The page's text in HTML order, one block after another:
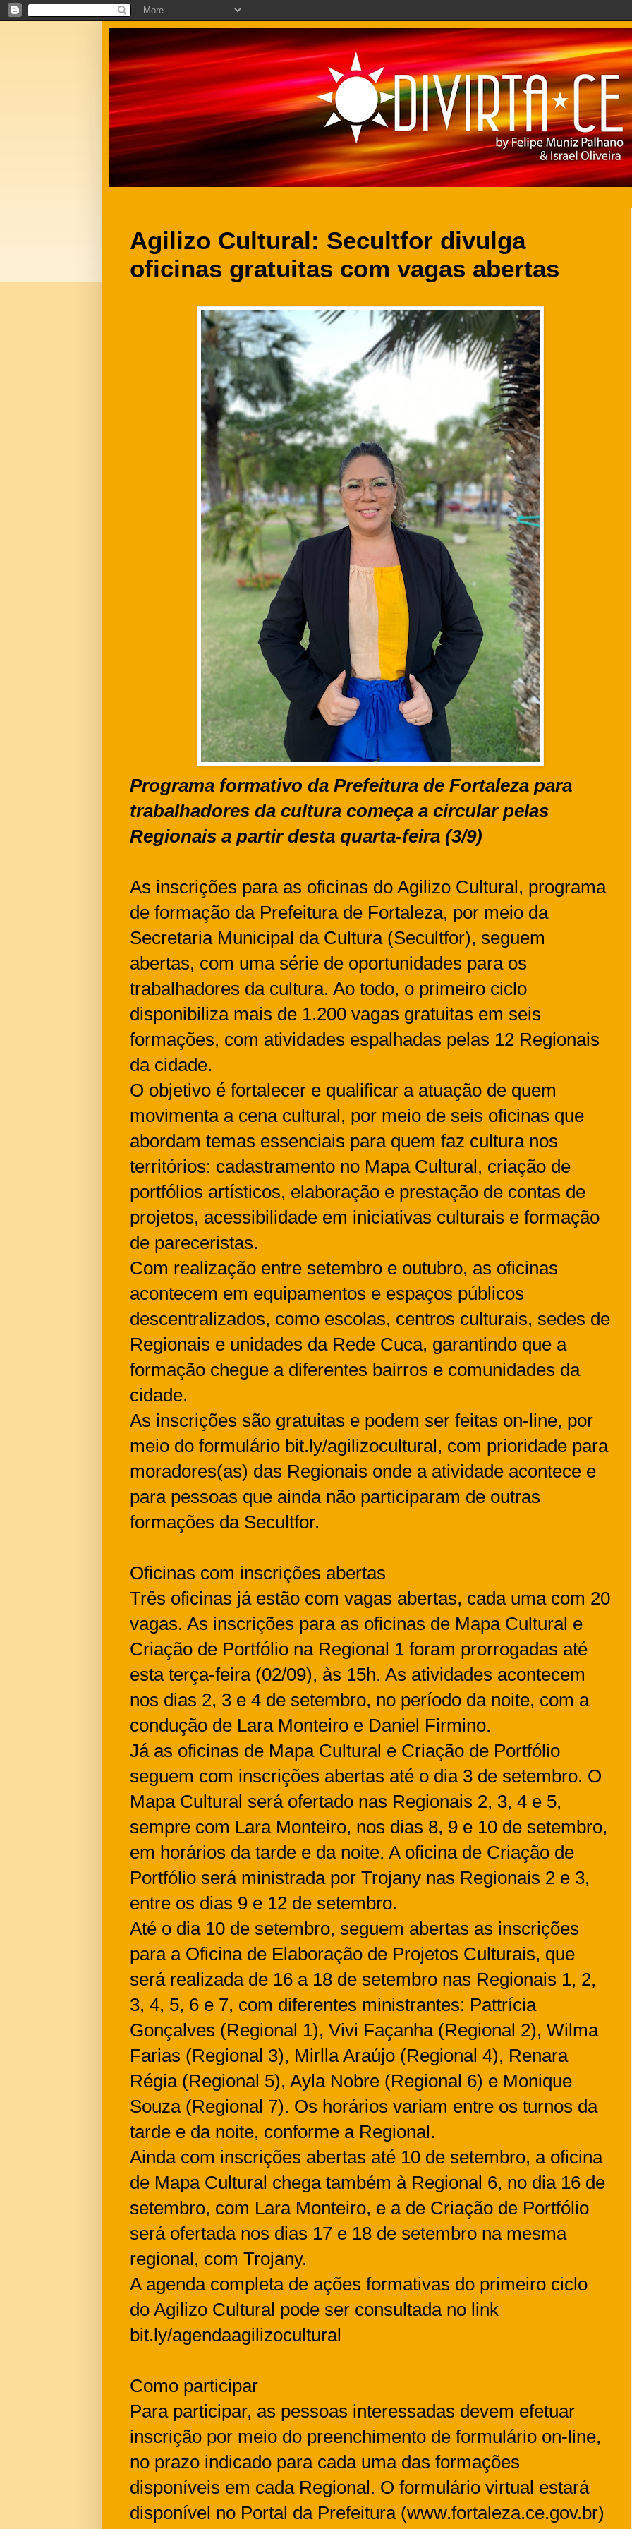
Agilizo Cultural: Secultfor divulga
oficinas gratuitas com vagas abertas
Programa formativo da Prefeitura de Fortaleza para
trabalhadores da cultura começa a circular pelas
Regionais a partir desta quarta-feira (3/9)
As inscrições para as oficinas do Agilizo Cultural, programa
de formação da Prefeitura de Fortaleza, por meio da
Secretaria Municipal da Cultura (Secultfor), seguem
abertas, com uma série de oportunidades para os
trabalhadores da cultura. Ao todo, o primeiro ciclo
disponibiliza mais de 1.200 vagas gratuitas em seis
formações, com atividades espalhadas pelas 12 Regionais
da cidade.
O objetivo é fortalecer e qualificar a atuação de quem
movimenta a cena cultural, por meio de seis oficinas que
abordam temas essenciais para quem faz cultura nos
territórios: cadastramento no Mapa Cultural, criação de
portfólios artísticos, elaboração e prestação de contas de
projetos, acessibilidade em iniciativas culturais e formação
de pareceristas.
Com realização entre setembro e outubro, as oficinas
acontecem em equipamentos e espaços públicos
descentralizados, como escolas, centros culturais, sedes de
Regionais e unidades da Rede Cuca, garantindo que a
formação chegue a diferentes bairros e comunidades da
cidade.
As inscrições são gratuitas e podem ser feitas on-line, por
meio do formulário bit.ly/agilizocultural, com prioridade para
moradores(as) das Regionais onde a atividade acontece e
para pessoas que ainda não participaram de outras
formações da Secultfor.
Oficinas com inscrições abertas
Três oficinas já estão com vagas abertas, cada uma com 20
vagas. As inscrições para as oficinas de Mapa Cultural e
Criação de Portfólio na Regional 1 foram prorrogadas até
esta terça-feira (02/09), às 15h. As atividades acontecem
nos dias 2, 3 e 4 de setembro, no período da noite, com a
condução de Lara Monteiro e Daniel Firmino.
Já as oficinas de Mapa Cultural e Criação de Portfólio
seguem com inscrições abertas até o dia 3 de setembro. O
Mapa Cultural será ofertado nas Regionais 2, 3, 4 e 5,
sempre com Lara Monteiro, nos dias 8, 9 e 10 de setembro,
em horários da tarde e da noite. A oficina de Criação de
Portfólio será ministrada por Trojany nas Regionais 2 e 3,
entre os dias 9 e 12 de setembro.
Até o dia 10 de setembro, seguem abertas as inscrições
para a Oficina de Elaboração de Projetos Culturais, que
será realizada de 16 a 18 de setembro nas Regionais 1, 2,
3, 4, 5, 6 e 7, com diferentes ministrantes: Pattrícia
Gonçalves (Regional 1), Vivi Façanha (Regional 2), Wilma
Farias (Regional 3), Mirlla Araújo (Regional 4), Renara
Régia (Regional 5), Ayla Nobre (Regional 6) e Monique
Souza (Regional 7). Os horários variam entre os turnos da
tarde e da noite, conforme a Regional.
Ainda com inscrições abertas até 10 de setembro, a oficina
de Mapa Cultural chega também à Regional 6, no dia 16 de
setembro, com Lara Monteiro, e a de Criação de Portfólio
será ofertada nos dias 17 e 18 de setembro na mesma
regional, com Trojany.
A agenda completa de ações formativas do primeiro ciclo
do Agilizo Cultural pode ser consultada no link
bit.ly/agendaagilizocultural
Como participar
Para participar, as pessoas interessadas devem efetuar
inscrição por meio do preenchimento de formulário on-line,
no prazo indicado para cada uma das formações
disponíveis em cada Regional. O formulário virtual estará
disponível no Portal da Prefeitura (www.fortaleza.ce.gov.br)